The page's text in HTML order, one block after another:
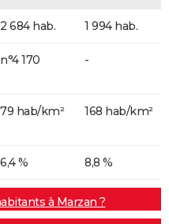
2 684 hab. 1 994 hab.
n°4 170 -
79 hab/km² 168 hab/km²
6,4 % 8,8 %
à Marzan ?